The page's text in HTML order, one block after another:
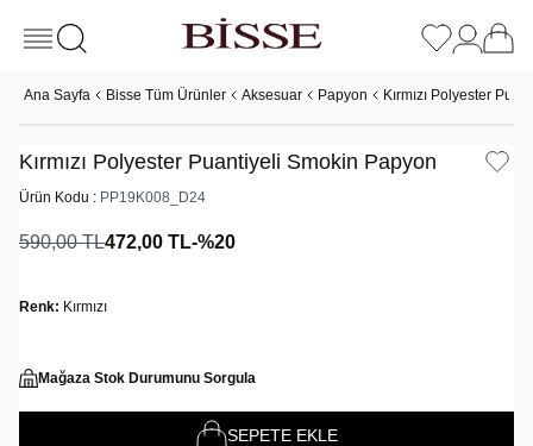
Ana Sayfa Bisse Tüm Ürünler Aksesuar Papyon Kırmızı Polyester
Kırmızı Polyester Puantiyeli Smokin Papyon
Ürün Kodu : PP19K008_D24
590,00TL472,00 TL-%20
Renk: Kırmızı
Mağaza Stok Durumunu Sorgula
SEPETE EKLE